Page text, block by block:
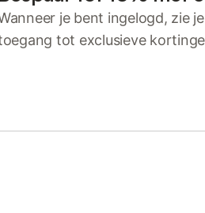
je bent ingelogd, zie
tot exclusieve